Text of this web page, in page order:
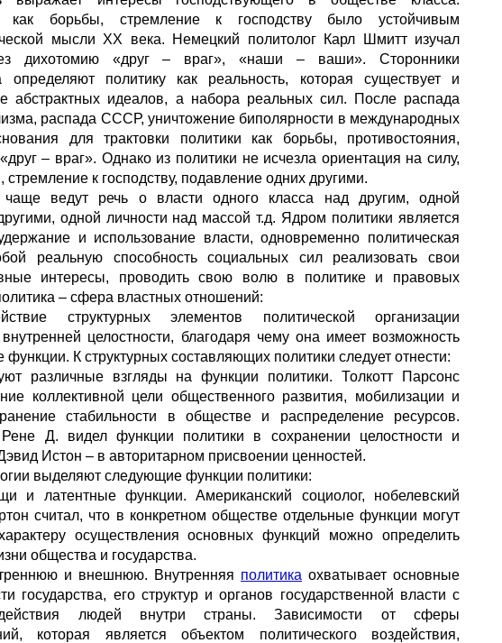
как борьбы, стремление к господству было устойчивым
мысли XX века. Немецкий политолог Карл Шмитт изучал
дихотомию «друг – враг», «наши – ваши». Сторонники
определяют политику как реальность, которая существует и
абстрактных идеалов, а набора реальных сил. После распада
распада СССР, уничтожение биполярности в международных
для трактовки политики как борьбы, противостояния,
– враг». Однако из политики не исчезла ориентация на силу,
стремление к господству, подавление одних другими.
чаще ведут речь о власти одного класса над другим, одной
одной личности над массой т.д. Ядром политики является
и использование власти, одновременно политическая
реальную способность социальных сил реализовать свои
интересы, проводить свою волю в политике и правовых
– сфера властных отношений:
структурных элементов политической организации
целостности, благодаря чему она имеет возможность
К структурных составляющих политики следует отнести:
различные взгляды на функции политики. Толкотт Парсонс
коллективной цели общественного развития, мобилизации и
стабильности в обществе и распределение ресурсов.
Рене Д. видел функции политики в сохранении целостности и
Истон – в авторитарном присвоении ценностей.
выделяют следующие функции политики:
и латентные функции. Американский социолог, нобелевский
считал, что в конкретном обществе отдельные функции могут
осуществления основных функций можно определить
общества и государства.
и внешнюю. Внутренняя политика охватывает основные
государства, его структур и органов государственной власти с
людей внутри страны. Зависимости от сферы
которая является объектом политического воздействия,